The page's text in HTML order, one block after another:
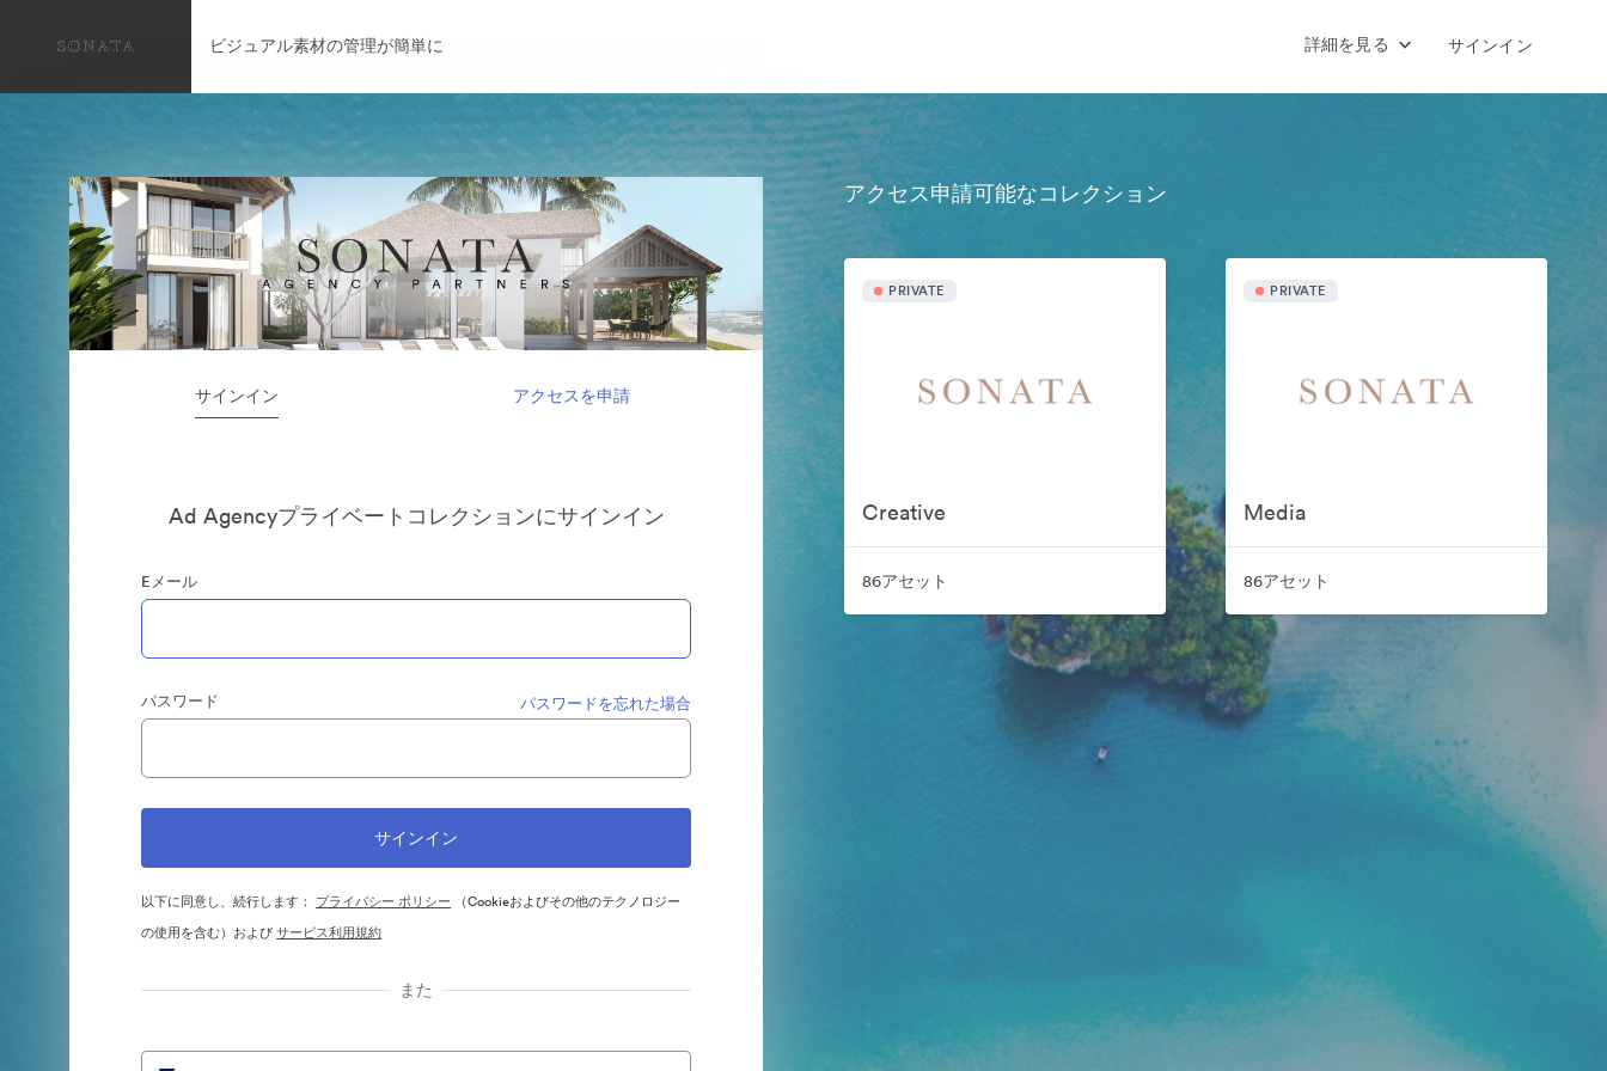
ビジュアル素材の管理が簡単に 詳細を見る サインイン
サインイン アクセスを申請
Ad Agencyプライベートコレクションにサインイン
Eメール
パスワード パスワードを忘れた場合
以下に同意し、続行します： プライバシー ポリシー （Cookieおよびその他のテクノロジー
の使用を含む）およびサービス利用規約
また
アクセス申請可能なコレクション
PRIVATE
Creative
86アセット
PRIVATE
Media
86アセット